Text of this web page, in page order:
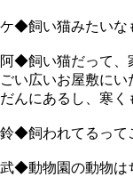
ケ◆飼い猫みたいな
阿◆飼い猫だって、
ごい広いお屋敷に
だんにあるし、寒く
鈴◆飼われてるって
武◆動物園の動物は